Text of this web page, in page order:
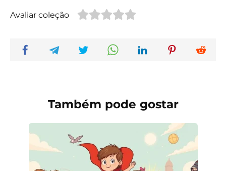
Avaliar coleção
Também pode gostar